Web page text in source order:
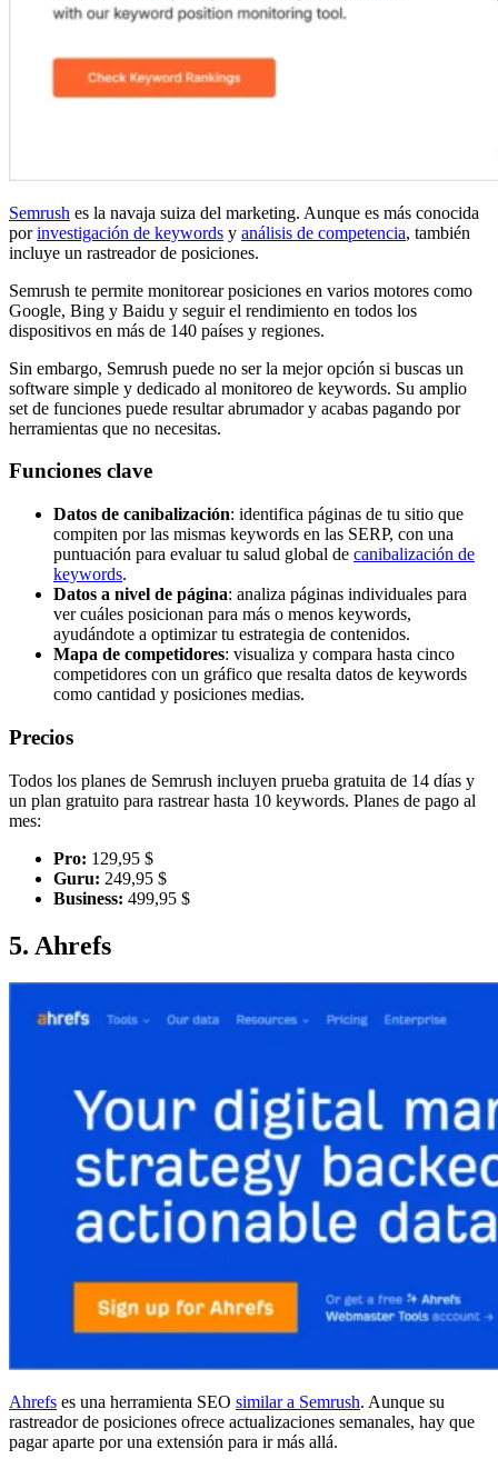
Semrush es la navaja suiza del marketing. Aunque es más conocida
porinvestigación de keywords y análisis de competencia, también
incluye un rastreador de posiciones.
Semrush te permite monitorear posiciones en varios motores como
Google, Bing y Baidu y seguir el rendimiento en todos los
dispositivos en más de 140 países y regiones.
Sin embargo, Semrush puede no ser la mejor opción si buscas un
software simple y dedicado al monitoreo de keywords. Su amplio
set de funciones puede resultar abrumador y acabas pagando por
herramientas que no necesitas.
Funciones clave
Datos de canibalización: identifica páginas de tu sitio que
compiten por las mismas keywords en las SERP, con una
puntuación para evaluar tu salud global de canibalización de
keywords.
Datos a nivel de página: analiza páginas individuales para
ver cuáles posicionan para más o menos keywords,
ayudándote a optimizar tu estrategia de contenidos.
Mapa de competidores: visualiza y compara hasta cinco
competidores con un gráfico que resalta datos de keywords
como cantidad y posiciones medias.
Precios
Todos los planes de Semrush incluyen prueba gratuita de 14 días y
un plan gratuito para rastrear hasta 10 keywords. Planes de pago al
mes:
Pro: 129,95 $
Guru: 249,95 $
Business: 499,95 $
5. Ahrefs
Ahrefs es una herramienta SEO similar a Semrush. Aunque su
rastreador de posiciones ofrece actualizaciones semanales, hay que
pagar aparte por una extensión para ir más allá.